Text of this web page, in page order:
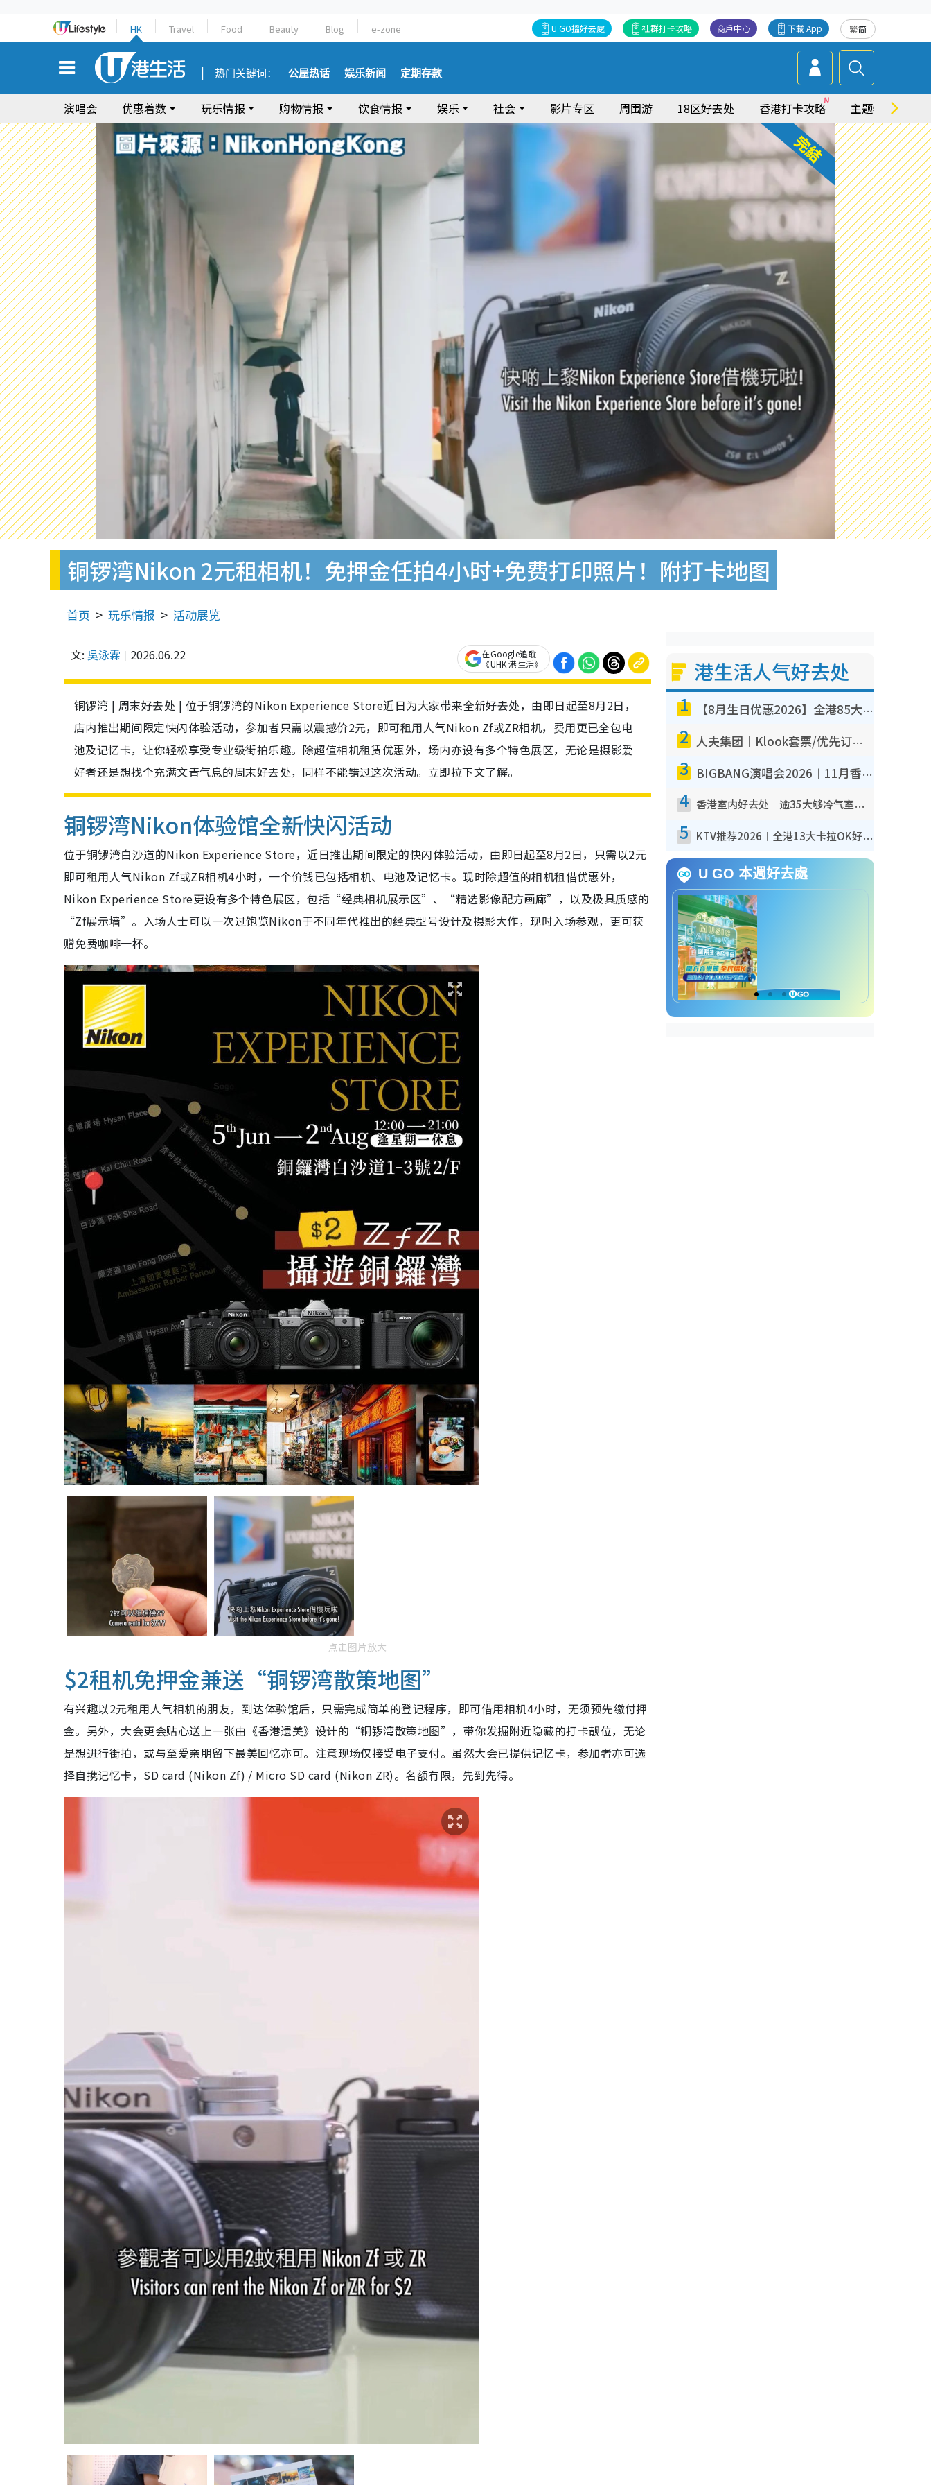
HK Travel Food Beauty Blog e-zone 繁简
下載 App
商戶中心
社群打卡攻略
U GO搵好去處
热门关键词： 公屋热话 娱乐新闻 定期存款
演唱会 优惠着数 玩乐情报 购物情报 饮食情报 娱乐 社会 影片专区 周围游 18区好去处 香港打卡攻略 主题特集
铜锣湾Nikon 2元租相机！免押金任拍4小时+免费打印照片！附打卡地图
首页 玩乐情报 活动展览
文: 吳泳霖 2026.06.22
在Google追蹤
《UHK 港生活》
铜锣湾 | 周末好去处 | 位于铜锣湾的Nikon Experience Store近日为大家带来全新好去处，由即日起至8月2日，
店内推出期间限定快闪体验活动，参加者只需以震撼价2元，即可租用人气Nikon Zf或ZR相机，费用更已全包电
池及记忆卡，让你轻松享受专业级街拍乐趣。除超值相机租赁优惠外，场内亦设有多个特色展区，无论是摄影爱
好者还是想找个充满文青气息的周末好去处，同样不能错过这次活动。立即拉下文了解。
铜锣湾Nikon体验馆全新快闪活动
位于铜锣湾白沙道的Nikon Experience Store，近日推出期间限定的快闪体验活动，由即日起至8月2日，只需以2元
即可租用人气Nikon Zf或ZR相机4小时，一个价钱已包括相机、电池及记忆卡。现时除超值的相机租借优惠外，
Nikon Experience Store更设有多个特色展区，包括“经典相机展示区”、“精选影像配方画廊”，以及极具质感的
“Zf展示墙”。入场人士可以一次过饱览Nikon于不同年代推出的经典型号设计及摄影大作，现时入场参观，更可获
赠免费咖啡一杯。
点击图片放大
$2租机免押金兼送“铜锣湾散策地图”
有兴趣以2元租用人气相机的朋友，到达体验馆后，只需完成简单的登记程序，即可借用相机4小时，无须预先缴付押
金。另外，大会更会贴心送上一张由《香港遗美》设计的“铜锣湾散策地图”，带你发掘附近隐藏的打卡靓位，无论
是想进行街拍，或与至爱亲朋留下最美回忆亦可。注意现场仅接受电子支付。虽然大会已提供记忆卡，参加者亦可选
择自携记忆卡，SD card (Nikon Zf) / Micro SD card (Nikon ZR)。名额有限，先到先得。
港生活人气好去处
1 【8月生日优惠2026】全港85大食买玩著数攻略 自助餐/火锅放题同行免费＋诚品/DONKI送现金券
2 人夫集团｜Klook套票/优先订票/公开售票抢票攻略！附票价.购票连结.场地座位表
3 BIGBANG演唱会2026︱11月香港启德开3场！实名制VIP申请、优先购票攻略
4 香港室内好去处︱逾35大够冷气室内好去处推荐 室内活动免费避雨无惧下雨
5 KTV推荐2026︱全港13大卡拉OK好去处！最低36元起 日语歌都有！(附地址+收费详情)
U GO 本週好去處